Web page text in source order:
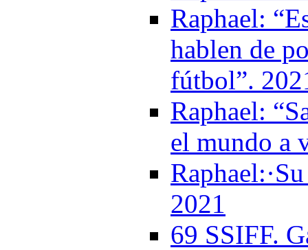
Raphael:
hablen de
fútbol”.
Raphael:
el mundo a
2021
69 SSIFF.